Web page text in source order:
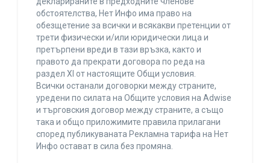
обстоятелства, Нет Инфо има право на
обезщетение за всички и всякакви претенции от
трети физически и/или юридически лица и
претърпени вреди в тази връзка, както и
правото да прекрати договора по реда на
раздел XI от настоящите Общи условия.
Всички останали договорки между страните,
уредени по силата на Общите условия на Adwise
и търговския договор между страните, а също
така и общо приложимите правила прилагани
според публикуваната Рекламна тарифа на Нет
Инфо остават в сила без промяна.